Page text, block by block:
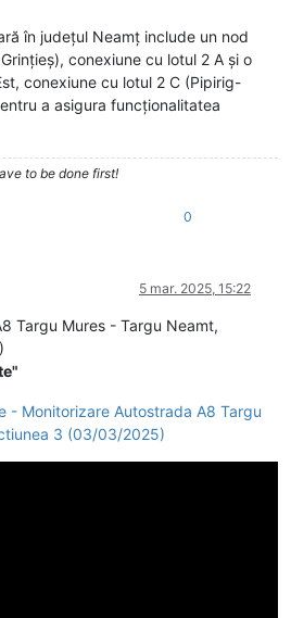
în județul Neamț include un nod
conexiune cu lotul 2 A și o
conexiune cu lotul 2 C (Pipirig-
a asigura funcționalitatea
to be done first!
0
5 mar. 2025, 15:22
Targu Mures - Targu Neamt,
- Monitorizare Autostrada A8 Targu
3 (03/03/2025)